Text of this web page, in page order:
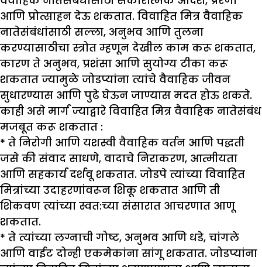
आणि प्रोत्साहन देऊ शकतात. विवाहित मित्र वैवाहिक
नातेसंबंधांसाठी सल्ला, अनुभव आणि तुलना
करण्यासाठीचा स्त्रोत म्हणून देखील काम करू शकतात,
कारण ते अनुभव, प्रशंसा आणि सुयोग्य टीका करू
शकतात ज्यामुळे जोडप्यांना त्यांचे वैवाहिक जीवन
सुधारण्यास आणि पुढे घेऊन जाण्यास मदत होऊ शकते.
काही असे मार्ग ज्याद्वारे विवाहित मित्र वैवाहिक नातेसंबंध
मजबूत करू शकतात :
* ते निरोगी आणि यशस्वी वैवाहिक वर्तन आणि पद्धती
जसे की संवाद साधणे, वादाचे निराकरण, आत्मीयता
आणि सहकार्य दर्शवू शकतात. जोडपे त्यांच्या विवाहित
मित्रांच्या उदाहरणांवरून शिकू शकतात आणि ती
शिकवण त्यांच्या स्वत:च्या संसारात आचरणात आणू
शकतात.
* ते त्यांच्या लग्नाची गोष्ट, अनुभव आणि धडे, चांगले
आणि वाईट दोन्ही एकमेकांना सांगू शकतात. जोडप्यांना